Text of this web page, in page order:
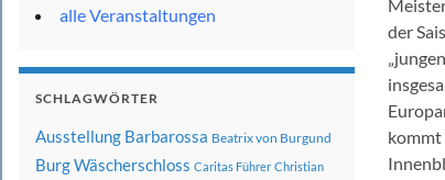
der
kommt
alle Veranstaltungen
SCHLAGWÖRTER
Ausstellung Barbarossa Beatrix von Burgund
Burg Wäscherschloss Caritas Führer Christian